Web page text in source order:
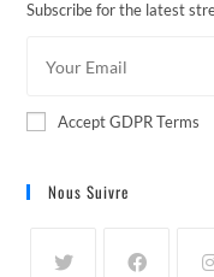
Subscribe for the latest
Accept GDPR Terms
Nous Suivre